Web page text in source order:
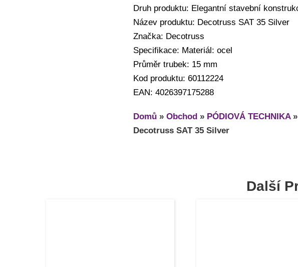
Druh produktu: Elegantní stavební
Název produktu: Decotruss SAT 35 Silver
Značka: Decotruss
Specifikace: Materiál: ocel
Průměr trubek: 15 mm
Kod produktu: 60112224
EAN: 4026397175288
Domů » Obchod » PÓDIOVÁ TECHNIKA»
Decotruss SAT 35 Silver
Další